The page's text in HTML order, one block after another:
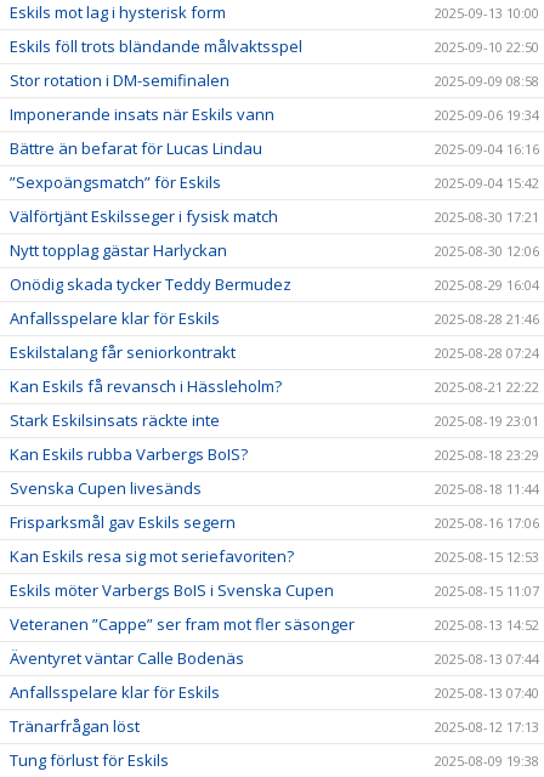
Eskils mot lag i hysterisk form 2025-09-13 10:00
Eskils föll trots bländande målvaktsspel 2025-09-10 22:50
Stor rotation i DM-semifinalen 2025-09-09 08:58
Imponerande insats när Eskils vann 2025-09-06 19:34
Bättre än befarat för Lucas Lindau 2025-09-04 16:16
”Sexpoängsmatch” för Eskils 2025-09-04 15:42
Välförtjänt Eskilsseger i fysisk match 2025-08-30 17:21
Nytt topplag gästar Harlyckan 2025-08-30 12:06
Onödig skada tycker Teddy Bermudez 2025-08-29 16:04
Anfallsspelare klar för Eskils 2025-08-28 21:46
Eskilstalang får seniorkontrakt 2025-08-28 07:24
Kan Eskils få revansch i Hässleholm? 2025-08-21 22:22
Stark Eskilsinsats räckte inte 2025-08-19 23:01
Kan Eskils rubba Varbergs BoIS? 2025-08-18 23:29
Svenska Cupen livesänds 2025-08-18 11:44
Frisparksmål gav Eskils segern 2025-08-16 17:06
Kan Eskils resa sig mot seriefavoriten? 2025-08-15 12:53
Eskils möter Varbergs BoIS i Svenska Cupen 2025-08-15 11:07
Veteranen ”Cappe” ser fram mot fler säsonger 2025-08-13 14:52
Äventyret väntar Calle Bodenäs 2025-08-13 07:44
Anfallsspelare klar för Eskils 2025-08-13 07:40
Tränarfrågan löst 2025-08-12 17:13
Tung förlust för Eskils 2025-08-09 19:38